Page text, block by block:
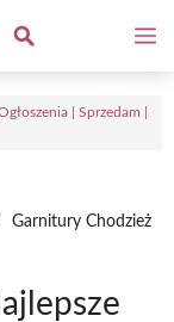
| Sprzedam |
Garnitury Chodzież